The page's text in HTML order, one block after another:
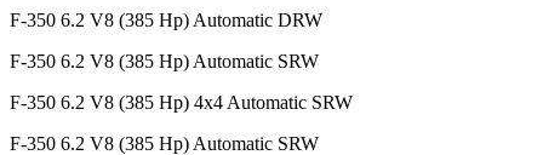
F-350 6.2 V8 (385 Hp) Automatic DRW
F-350 6.2 V8 (385 Hp) Automatic SRW
F-350 6.2 V8 (385 Hp) 4x4 Automatic SRW
F-350 6.2 V8 (385 Hp) Automatic SRW